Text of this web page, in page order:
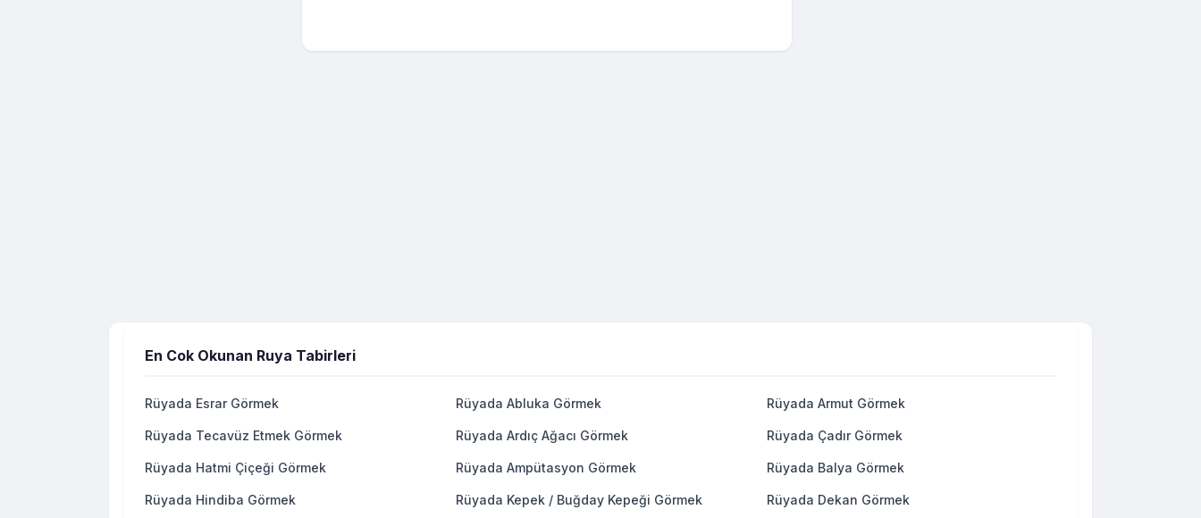
En Cok Okunan Ruya Tabirleri
Rüyada Esrar Görmek Rüyada Abluka Görmek Rüyada Armut Görmek
Rüyada Tecavüz Etmek Görmek Rüyada Ardıç Ağacı Görmek Rüyada Çadır Görmek
Rüyada Hatmi Çiçeği Görmek Rüyada Ampütasyon Görmek Rüyada Balya Görmek
Rüyada Hindiba Görmek Rüyada Kepek / Buğday Kepeği Görmek Rüyada Dekan Görmek